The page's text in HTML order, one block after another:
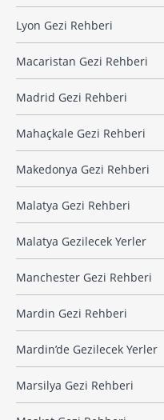
Lyon Gezi Rehberi
Macaristan Gezi Rehberi
Madrid Gezi Rehberi
Mahaçkale Gezi Rehberi
Makedonya Gezi Rehberi
Malatya Gezi Rehberi
Malatya Gezilecek Yerler
Manchester Gezi Rehberi
Mardin Gezi Rehberi
Mardin’de Gezilecek Yerler
Marsilya Gezi Rehberi